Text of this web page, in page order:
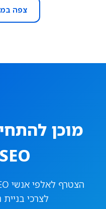
צפה
מוכן
SEO שלך?
לצרכי